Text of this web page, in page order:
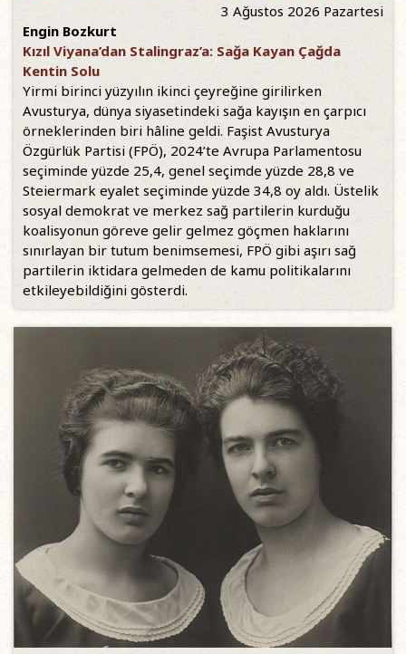
3 Ağustos 2026 Pazartesi
Engin Bozkurt
Kızıl Viyana’dan Stalingraz’a: Sağa Kayan Çağda
Kentin Solu
Yirmi birinci yüzyılın ikinci çeyreğine girilirken
Avusturya, dünya siyasetindeki sağa kayışın en çarpıcı
örneklerinden biri hâline geldi. Faşist Avusturya
Özgürlük Partisi (FPÖ), 2024’te Avrupa Parlamentosu
seçiminde yüzde 25,4, genel seçimde yüzde 28,8 ve
Steiermark eyalet seçiminde yüzde 34,8 oy aldı. Üstelik
sosyal demokrat ve merkez sağ partilerin kurduğu
koalisyonun göreve gelir gelmez göçmen haklarını
sınırlayan bir tutum benimsemesi, FPÖ gibi aşırı sağ
partilerin iktidara gelmeden de kamu politikalarını
etkileyebildiğini gösterdi.